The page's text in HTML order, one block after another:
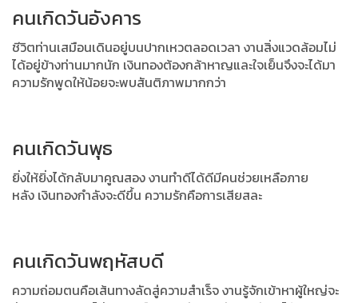
คนเกิดวันอังคาร
ชีวิตท่านเสมือนเดินอยู่บนปากเหวตลอดเวลา งานสิ่งแวดล้อมไม่
ได้อยู่ข้างท่านมากนัก เงินทองต้องกล้าหาญและใจเย็นจึงจะได้มา
ความรักพูดให้น้อยจะพบสันติภาพมากกว่า
คนเกิดวันพุธ
ยิ่งให้ยิ่งได้กลับมาคูณสอง งานทำดีได้ดีมีคนช่วยเหลือภาย
หลัง เงินทองกำลังจะดีขึ้น ความรักคือการเสียสละ
คนเกิดวันพฤหัสบดี
ความถ่อมตนคือเส้นทางลัดสู่ความสำเร็จ งานรู้จักเข้าหาผู้ใหญ่จะ